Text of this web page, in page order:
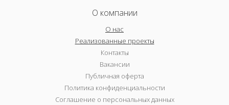
О компании
О нас
Реализованные проекты
Контакты
Вакансии
Публичная оферта
Политика конфиденциальности
Соглашение о персональных данных